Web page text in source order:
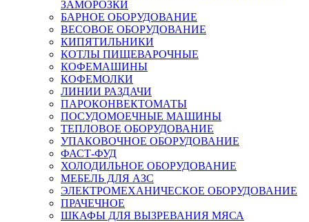
ЗАМОРОЗКИ
БАРНОЕ ОБОРУДОВАНИЕ
ВЕСОВОЕ ОБОРУДОВАНИЕ
КИПЯТИЛЬНИКИ
КОТЛЫ ПИЩЕВАРОЧНЫЕ
КОФЕМАШИНЫ
КОФЕМОЛКИ
ЛИНИИ РАЗДАЧИ
ПАРОКОНВЕКТОМАТЫ
ПОСУДОМОЕЧНЫЕ МАШИНЫ
ТЕПЛОВОЕ ОБОРУДОВАНИЕ
УПАКОВОЧНОЕ ОБОРУДОВАНИЕ
ФАСТ-ФУД
ХОЛОДИЛЬНОЕ ОБОРУДОВАНИЕ
МЕБЕЛЬ ДЛЯ АЗС
ЭЛЕКТРОМЕХАНИЧЕСКОЕ ОБОРУДОВАНИЕ
ПРАЧЕЧНОЕ
ШКАФЫ ДЛЯ ВЫЗРЕВАНИЯ МЯСА